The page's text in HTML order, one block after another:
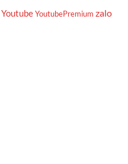
YoutubeYoutubePremium zalo